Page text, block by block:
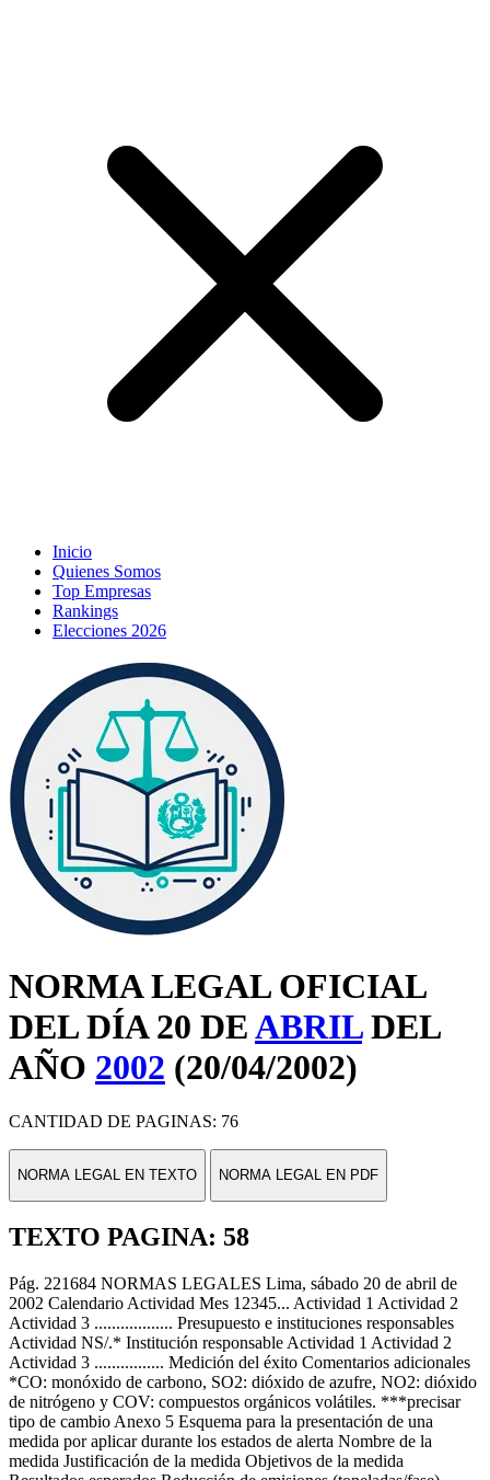
Inicio
Quienes Somos
Top Empresas
Rankings
Elecciones 2026
NORMA LEGAL OFICIAL
DEL DÍA 20 DEABRILDEL
AÑO 2002 (20/04/2002)
CANTIDAD DE PAGINAS: 76
NORMA LEGAL EN TEXTO NORMA LEGAL EN PDF
TEXTO PAGINA: 58
Pág. 221684 NORMAS LEGALES Lima, sábado 20 de abril de
2002 Calendario Actividad Mes 12345... Actividad 1 Actividad 2
Actividad 3 .................. Presupuesto e instituciones responsables
Actividad NS/.* Institución responsable Actividad 1 Actividad 2
Actividad 3 ................ Medición del éxito Comentarios adicionales
*CO: monóxido de carbono, SO2: dióxido de azufre, NO2: dióxido
de nitrógeno y COV: compuestos orgánicos volátiles. ***precisar
tipo de cambio Anexo 5 Esquema para la presentación de una
medida por aplicar durante los estados de alerta Nombre de la
medida Justificación de la medida Objetivos de la medida